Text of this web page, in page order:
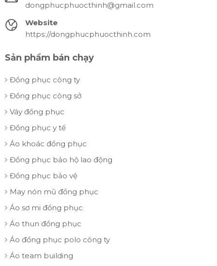
dongphucphuocthinh@gmail.com
Website
https://dongphucphuocthinh.com
Sản phẩm bán chạy
Đồng phục công ty
Đồng phục công sở
Váy đồng phục
Đồng phục y tế
Áo khoác đồng phục
Đồng phục bảo hộ lao động
Đồng phục bảo vệ
May nón mũ đồng phục
Áo sơ mi đồng phục
Áo thun đồng phục
Áo đồng phục polo công ty
Áo team building